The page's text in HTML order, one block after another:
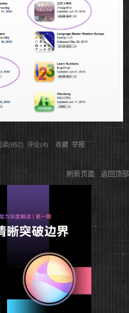
读(852) 评论(4) 收藏 举报
刷新页面 返回顶部